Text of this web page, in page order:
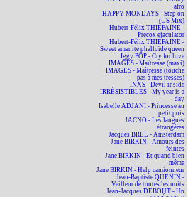
afro
HAPPY MONDAYS - Step on
(US Mix)
Hubert-Félix THIÉFAINE -
Precox ejaculator
Hubert-Félix THIÉFAINE -
Sweet amanite phalloïde queen
Iggy POP - Cry for love
IMAGES - Maîtresse (maxi)
IMAGES - Maîtresse (touche
pas à mes tresses)
INXS - Devil inside
IRRÉSISTIBLES - My year is a
day
Isabelle ADJANI - Princesse au
petit pois
JACNO - Les langues
étrangères
Jacques BREL - Amsterdam
Jane BIRKIN - Amours des
feintes
Jane BIRKIN - Et quand bien
même
Jane BIRKIN - Help camionneur
Jean-Baptiste QUENIN -
Veilleur de toutes les nuits
Jean-Jacques DEBOUT - Un